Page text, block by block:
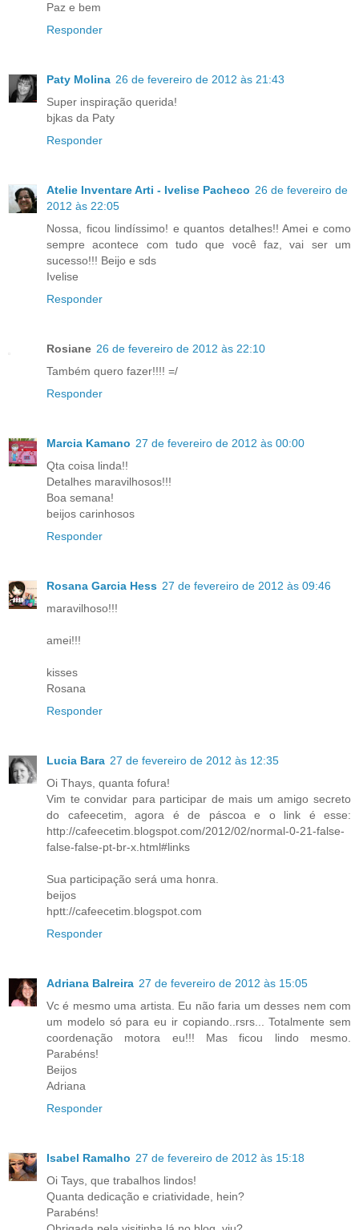
Paz e bem
Responder
Paty Molina 26 de fevereiro de 2012 às 21:43
Super inspiração querida!
bjkas da Paty
Responder
Atelie Inventare Arti - Ivelise Pacheco 26 de fevereiro de
2012 às 22:05
Nossa, ficou lindíssimo! e quantos detalhes!! Amei e como
sempre acontece com tudo que você faz, vai ser um
sucesso!!! Beijo e sds
Ivelise
Responder
Rosiane 26 de fevereiro de 2012 às 22:10
Também quero fazer!!!! =/
Responder
Marcia Kamano 27 de fevereiro de 2012 às 00:00
Qta coisa linda!!
Detalhes maravilhosos!!!
Boa semana!
beijos carinhosos
Responder
Rosana Garcia Hess 27 de fevereiro de 2012 às 09:46
maravilhoso!!!
amei!!!
kisses
Rosana
Responder
Lucia Bara 27 de fevereiro de 2012 às 12:35
Oi Thays, quanta fofura!
Vim te convidar para participar de mais um amigo secreto
do cafeecetim, agora é de páscoa e o link é esse:
http://cafeecetim.blogspot.com/2012/02/normal-0-21-false-
false-false-pt-br-x.html#links
Sua participação será uma honra.
beijos
hptt://cafeecetim.blogspot.com
Responder
Adriana Balreira 27 de fevereiro de 2012 às 15:05
Vc é mesmo uma artista. Eu não faria um desses nem com
um modelo só para eu ir copiando..rsrs... Totalmente sem
coordenação motora eu!!! Mas ficou lindo mesmo.
Parabéns!
Beijos
Adriana
Responder
Isabel Ramalho 27 de fevereiro de 2012 às 15:18
Oi Tays, que trabalhos lindos!
Quanta dedicação e criatividade, hein?
Parabéns!